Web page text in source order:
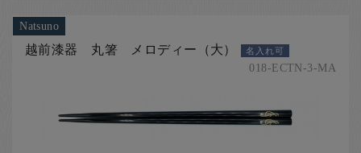
Natsuno
越前漆器 丸箸 メロディー（大） 名入れ可
018-ECTN-3-MA